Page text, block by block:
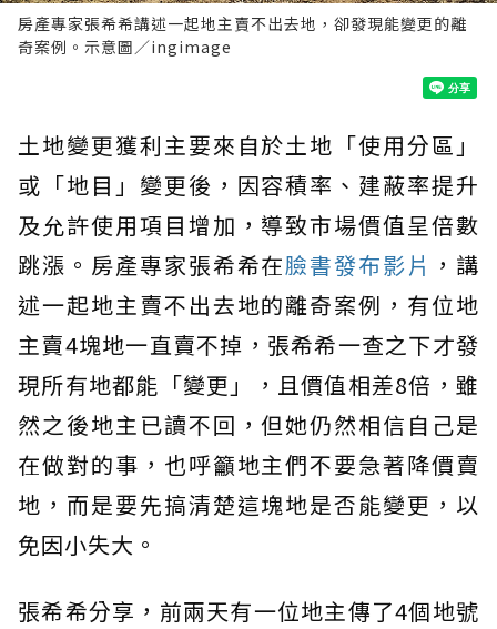
房產專家張希希講述一起地主賣不出去地，卻發現能變更的離
奇案例。示意圖／ingimage
土地變更獲利主要來自於土地「使用分區」
或「地目」變更後，因容積率、建蔽率提升
及允許使用項目增加，導致市場價值呈倍數
跳漲。房產專家張希希在臉書發布影片 ，講
述一起地主賣不出去地的離奇案例，有位地
主賣4塊地一直賣不掉，張希希一查之下才發
現所有地都能「變更」，且價值相差8倍，雖
然之後地主已讀不回，但她仍然相信自己是
在做對的事，也呼籲地主們不要急著降價賣
地，而是要先搞清楚這塊地是否能變更，以
免因小失大。
張希希分享，前兩天有一位地主傳了4個地號